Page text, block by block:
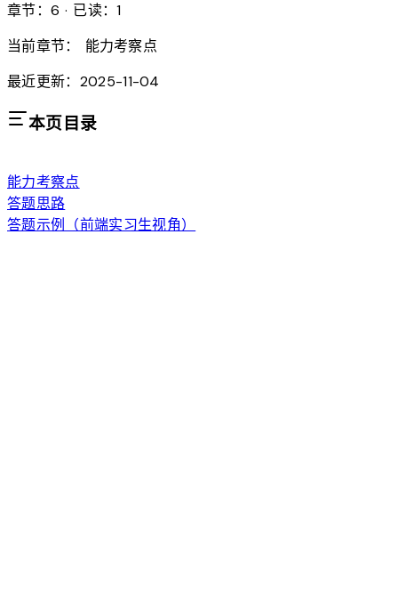
章节：6 · 已读：1
当前章节：
能力考察点
最近更新：2025-11-04
本页目录
能力考察点
答题思路
答题示例（前端实习生视角）